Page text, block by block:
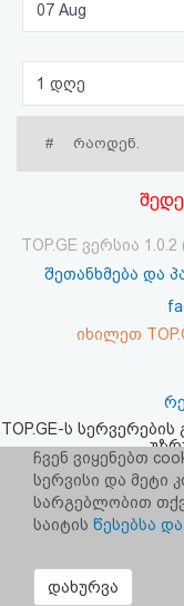
რეგისტრაცია
პაროლის
აღდგენა
სალიცენზიო
შეთანხმება
უარყოფა
07 Aug
1 დღე
# რაოდენ.
TOP.GE ვერსია
შეთანხმება და
იხილეთ
TOP.GE-ს
ჩვენ ვიყენებთ
სერვისი და მეტი
სარგებლობით
საიტის წესებსა
დახურვა